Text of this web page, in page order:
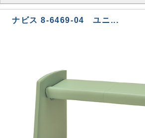
ナビス 8-6469-04 ユニ...